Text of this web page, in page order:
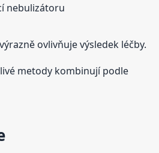
nebulizátoru
ovlivňuje výsledek léčby.
metody kombinují podle